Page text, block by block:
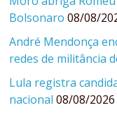
Bolsonaro 08/08/
André Mendonça
redes de militância
Lula registra
nacional 08/08/2026